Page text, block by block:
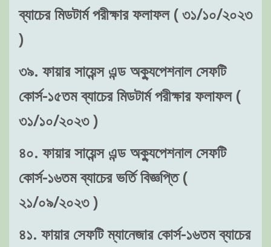
ব্যাচের মিডটার্ম পরীক্ষার ফলাফল ( ৩১/১০/২০২৩
)
৩৯. ফায়ার সায়েন্স এন্ড অক্যুপেশনাল সেফটি
কোর্স-১৫তম ব্যাচের মিডটার্ম পরীক্ষার ফলাফল (
৩১/১০/২০২৩ )
৪০. ফায়ার সায়েন্স এন্ড অক্যুপেশনাল সেফটি
কোর্স-১৬তম ব্যাচের ভর্তি বিজ্ঞপ্তি (
২১/০৯/২০২৩ )
৪১. ফায়ার সেফটি ম্যানেজার কোর্স-১৬তম ব্যাচের